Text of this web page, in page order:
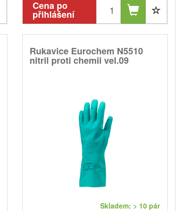
Cena po
přihlášení
Rukavice Eurochem N5510
nitril proti chemii vel.09
Skladem: > 10 pár